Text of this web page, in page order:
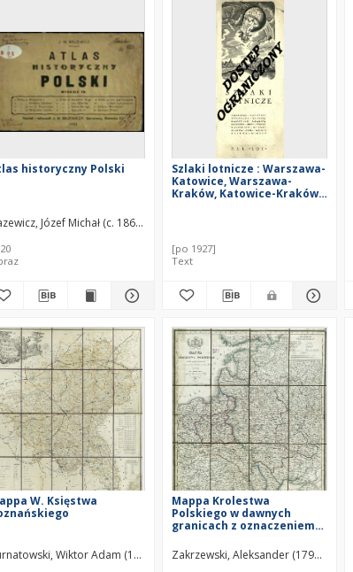
historyczny Polski
Józef Michał (c. 1862 – 1928)
Szlaki lotnicze : Warszawa-
Katowice, Warszawa-
Kraków, Katowice-Kraków,
Wiedeń
[po 1927]
Text
W. Księstwa
Wiktor Adam (1799–1846)
Mappa Krolestwa
Polskiego w dawnych
granicach z oznaczeniem
Zakrzewski, Aleksander (1799–1866)